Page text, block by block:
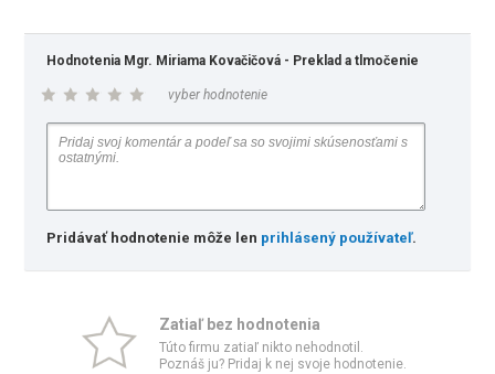
Hodnotenia Mgr. Miriama Kovačičová - Preklad a tlmočenie
vyber hodnotenie
Pridávať hodnotenie môže len prihlásený používateľ.
Zatiaľ bez hodnotenia
Túto firmu zatiaľ nikto nehodnotil.
Poznáš ju? Pridaj k nej svoje hodnotenie.